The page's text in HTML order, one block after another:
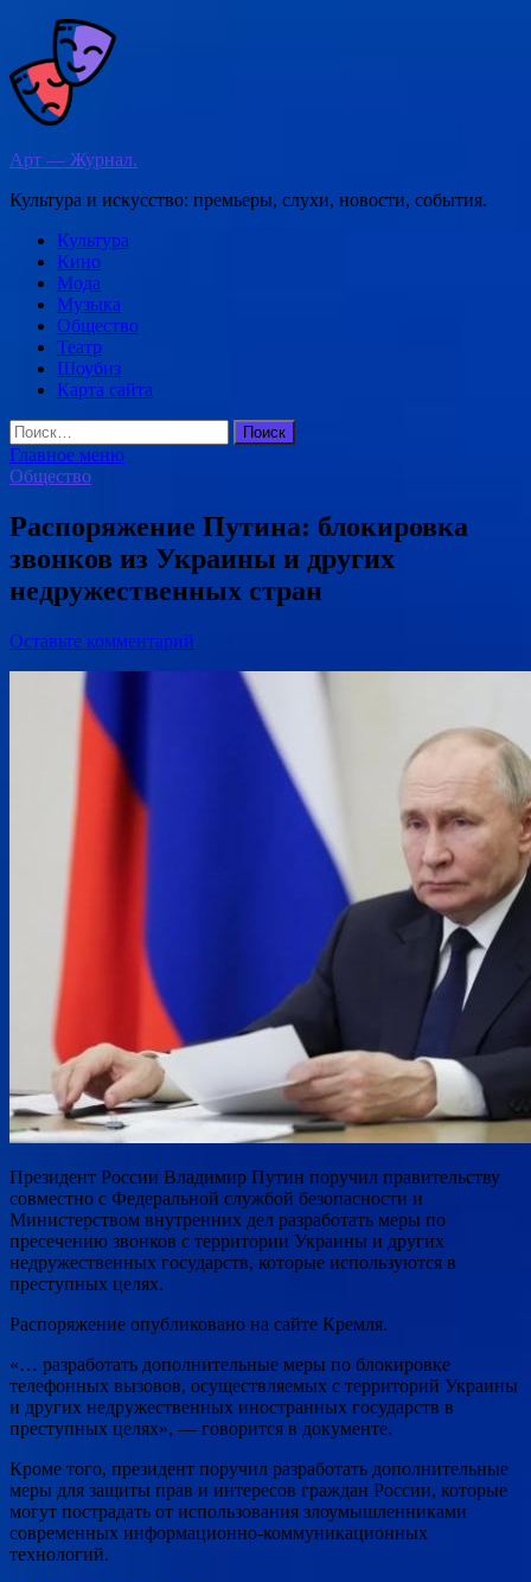
Перейти
содержимому
Арт — Журнал.
Культура и искусство: премьеры, слухи, новости, события.
Культура
Кино
Мода
Музыка
Общество
Театр
Шоубиз
Карта сайта
Найти:
Главное меню
Общество
Распоряжение Путина: блокировка
звонков из Украины и других
недружественных стран
Оставьте комментарий
Президент России Владимир Путин поручил правительству
совместно с Федеральной службой безопасности и
Министерством внутренних дел разработать меры по
пресечению звонков с территории Украины и других
недружественных государств, которые используются в
преступных целях.
Распоряжение опубликовано на сайте Кремля.
«… разработать дополнительные меры по блокировке
телефонных вызовов, осуществляемых с территорий Украины
и других недружественных иностранных государств в
преступных целях», — говорится в документе.
Кроме того, президент поручил разработать дополнительные
меры для защиты прав и интересов граждан России, которые
могут пострадать от использования злоумышленниками
современных информационно-коммуникационных
технологий.